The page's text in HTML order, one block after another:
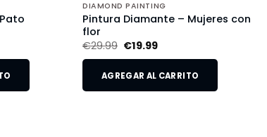
DIAMOND PAINTING
Pintura Diamante – Mujeres con
flor
€29.99 €19.99
AGREGAR AL CARRITO